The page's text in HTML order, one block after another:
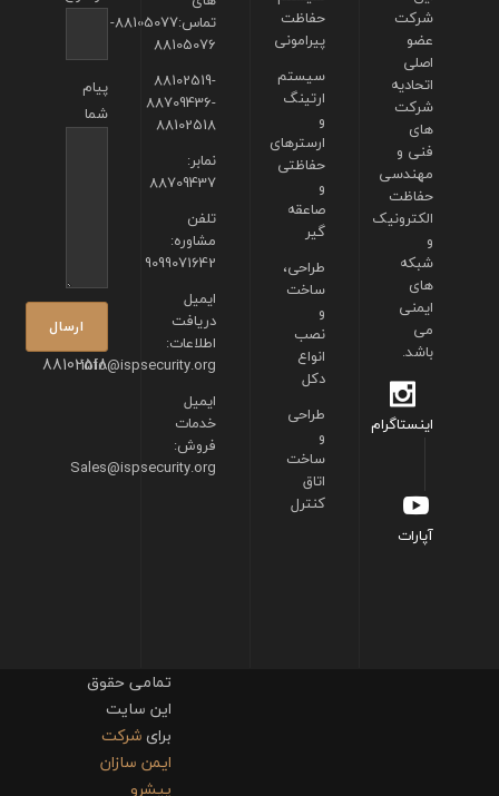
پیام
شما
88102518
تماس:88105077-
88105076
88102519-
88709436-
88102518
نمابر:
88709437
تلفن
مشاوره:
9099071642
ایمیل
دریافت
اطلاعات:
info@ispsecurity.org
ایمیل
خدمات
فروش:
Sales@ispsecurity.org
حفاظت
پیرامونی
سیستم
ارتینگ
و
ارسترهای
حفاظتی
و
صاعقه
گیر
طراحی،
ساخت
و
نصب
انواع
دکل
طراحی
و
ساخت
اتاق
کنترل
شرکت
عضو
اصلی
اتحادیه
شرکت
های
فنی و
مهندسی
حفاظت
الکترونیک
و
شبکه
های
ایمنی
می
باشد.
اینستاگرام
آپارات
تمامی حقوق
این سایت
برایشرکت
ایمن سازان
پیشرو